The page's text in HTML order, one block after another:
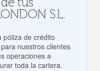
S.L.
póliza de crédito
nuestros clientes
operaciones a
toda la cartera.